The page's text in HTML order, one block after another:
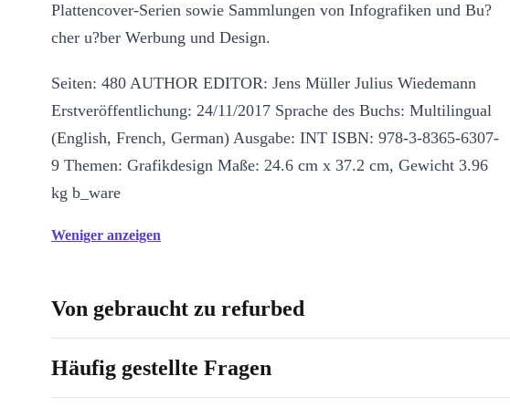
Plattencover-Serien sowie Sammlungen von Infografiken und Bu?
cher u?ber Werbung und Design.
Seiten: 480 AUTHOR EDITOR: Jens Müller Julius Wiedemann
Erstveröffentlichung: 24/11/2017 Sprache des Buchs: Multilingual
(English, French, German) Ausgabe: INT ISBN: 978-3-8365-6307-
9 Themen: Grafikdesign Maße: 24.6 cm x 37.2 cm, Gewicht 3.96
kg b_ware
Weniger anzeigen
Von gebraucht zu refurbed
Häufig gestellte Fragen